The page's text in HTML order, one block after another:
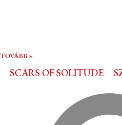
TOVÁBB »
SCARS OF SOLITUDE –